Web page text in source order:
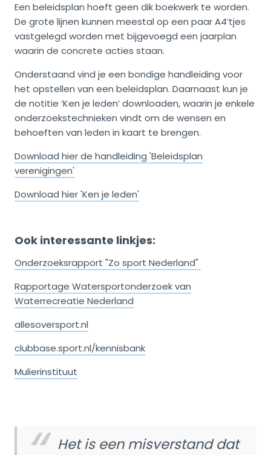
Een beleidsplan hoeft geen dik boekwerk te worden.
De grote lijnen kunnen meestal op een paar A4’tjes
vastgelegd worden met bijgevoegd een jaarplan
waarin de concrete acties staan.
Onderstaand vind je een bondige handleiding voor
het opstellen van een beleidsplan. Daarnaast kun je
de notitie ‘Ken je leden’ downloaden, waarin je enkele
onderzoekstechnieken vindt om de wensen en
behoeften van leden in kaart te brengen.
Download hier de handleiding 'Beleidsplan
verenigingen'
Download hier 'Ken je leden'
Ook interessante linkjes:
Onderzoeksrapport "Zo sport Nederland"
Rapportage Watersportonderzoek van
Waterrecreatie Nederland
allesoversport.nl
clubbase.sport.nl/kennisbank
Mulierinstituut
Het is een misverstand dat